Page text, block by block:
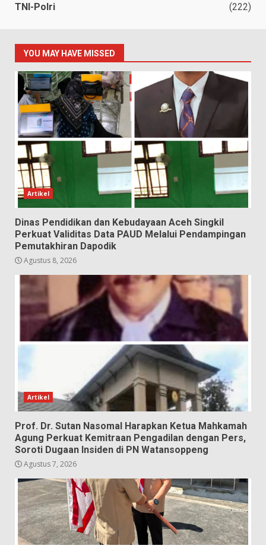
TNI-Polri (222)
YOU MAY HAVE MISSED
Artikel
Dinas Pendidikan dan Kebudayaan Aceh Singkil
Perkuat Validitas Data PAUD Melalui Pendampingan
Pemutakhiran Dapodik
Agustus 8, 2026
Artikel
Prof. Dr. Sutan Nasomal Harapkan Ketua Mahkamah
Agung Perkuat Kemitraan Pengadilan dengan Pers,
Soroti Dugaan Insiden di PN Watansoppeng
Agustus 7, 2026